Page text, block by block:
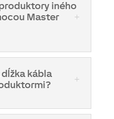
iného
Master
kábla